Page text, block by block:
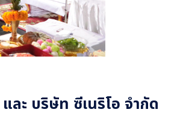
ละ บริษัท ซีเนริโอ จำกัด